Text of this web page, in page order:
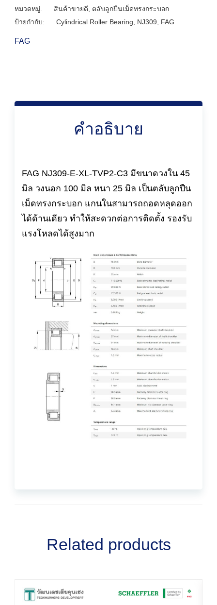
หมวดหมู่: สินค้าขายดี
ตลับลูกปืนเม็ดทรงกระบอก
ป้ายกำกับ:
Cylindrical Roller Bearing NJ309 FAG
FAG
คำอธิบาย
FAG NJ309-E-XL-TVP2-C3 มีขนาดวงใน 45
มิล วงนอก 100 มิล หนา 25 มิล เป็นตลับลูกปืน
เม็ดทรงกระบอก แกนในสามารถถอดหลุดออก
ได้ด้านเดียว ทำให้สะดวกต่อการติดตั้ง รองรับ
แรงโหลดได้สูงมาก
Related products